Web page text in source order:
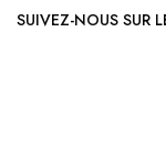
SUIVEZ-NOUS SUR